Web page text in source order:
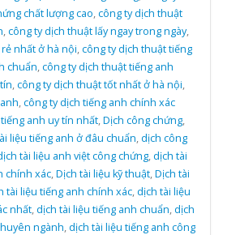
chất lượng cao,công ty dịch thuật
,công ty dịch thuật lấy ngay trong ngày,
nhất ở hà nội,công ty dịch thuật tiếng
chuẩn,công ty dịch thuật tiếng anh
,công ty dịch thuật tốt nhất ở hà nội,
,công ty dịch tiếng anh chính xác
anh uy tín nhất,Dịch công chứng,
liệu tiếng anh ở đâu chuẩn,dịch công
tài liệu anh việt công chứng,dịch tài
chính xác,Dịch tài liệu kỹ thuật,Dịch tài
tài liệu tiếng anh chính xác,dịch tài liệu
nhất,dịch tài liệu tiếng anh chuẩn,dịch
ngành,dịch tài liệu tiếng anh công